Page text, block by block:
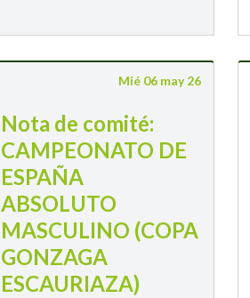
Mié 06 may 26
Nota de comité:
CAMPEONATO DE
ESPAÑA
ABSOLUTO
MASCULINO (COPA
GONZAGA
ESCAURIAZA)